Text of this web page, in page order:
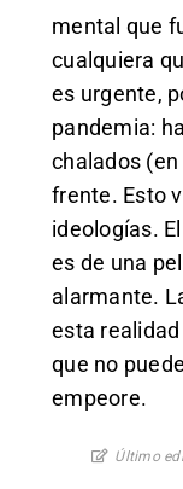
mental que
cualquiera
es urgente,
pandemia:
chalados
frente. Esto
ideologías.
es de una
alarmante.
esta
que no
empeore.
Último